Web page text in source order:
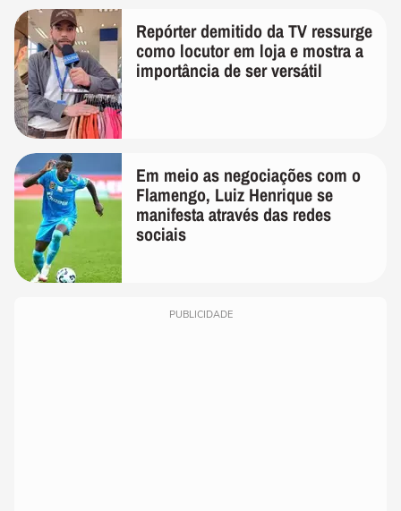
Repórter demitido da TV ressurge
como locutor em loja e mostra a
importância de ser versátil
Em meio as negociações com o
Flamengo, Luiz Henrique se
manifesta através das redes
sociais
PUBLICIDADE